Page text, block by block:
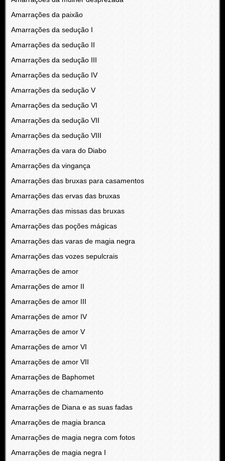
Amarrações da paixão
Amarrações da sedução I
Amarrações da sedução II
Amarrações da sedução III
Amarrações da sedução IV
Amarrações da sedução V
Amarrações da sedução VI
Amarrações da sedução VII
Amarrações da sedução VIII
Amarrações da vara do Diabo
Amarrações da vingança
Amarrações das bruxas para casamentos
Amarrações das ervas das bruxas
Amarrações das missas das bruxas
Amarrações das poções mágicas
Amarrações das varas de magia negra
Amarrações das vozes sepulcrais
Amarrações de amor
Amarrações de amor II
Amarrações de amor III
Amarrações de amor IV
Amarrações de amor V
Amarrações de amor VI
Amarrações de amor VII
Amarrações de Baphomet
Amarrações de chamamento
Amarrações de Diana e as suas fadas
Amarrações de magia branca
Amarrações de magia negra com fotos
Amarrações de magia negra I